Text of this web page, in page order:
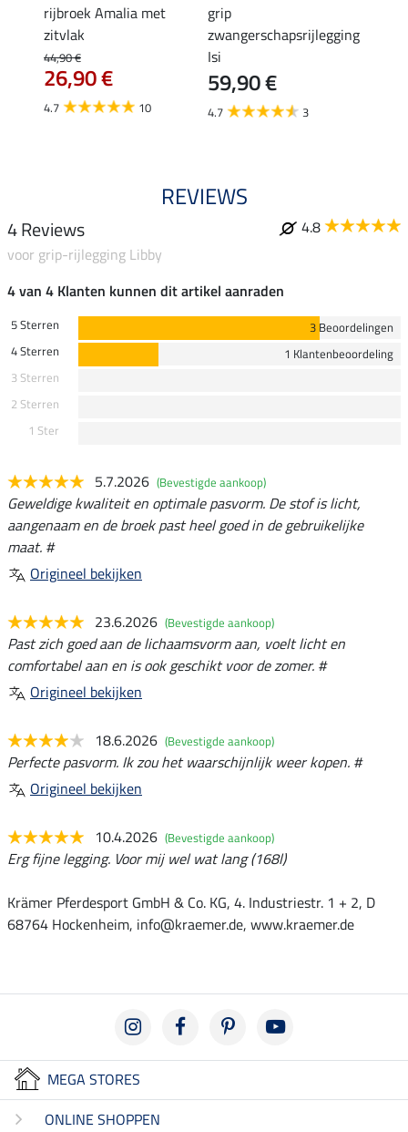
rijbroek Amalia met
zitvlak
44,90 €
26,90 €
4.7 10
grip
zwangerschapsrijlegging
Isi
59,90 €
4.7 3
REVIEWS
4 Reviews
4.8
voor grip-rijlegging Libby
4 van 4 Klanten kunnen dit artikel aanraden
5 Sterren
3 Beoordelingen
4 Sterren
1 Klantenbeoordeling
3 Sterren
2 Sterren
1 Ster
5.7.2026 (Bevestigde aankoop)
Geweldige kwaliteit en optimale pasvorm. De stof is licht,
aangenaam en de broek past heel goed in de gebruikelijke
maat. #
Origineel bekijken
23.6.2026 (Bevestigde aankoop)
Past zich goed aan de lichaamsvorm aan, voelt licht en
comfortabel aan en is ook geschikt voor de zomer. #
Origineel bekijken
18.6.2026 (Bevestigde aankoop)
Perfecte pasvorm. Ik zou het waarschijnlijk weer kopen. #
Origineel bekijken
10.4.2026 (Bevestigde aankoop)
Erg fijne legging. Voor mij wel wat lang (168l)
Krämer Pferdesport GmbH & Co. KG, 4. Industriestr. 1 + 2, D
68764 Hockenheim, info@kraemer.de, www.kraemer.de
MEGA STORES
ONLINE SHOPPEN